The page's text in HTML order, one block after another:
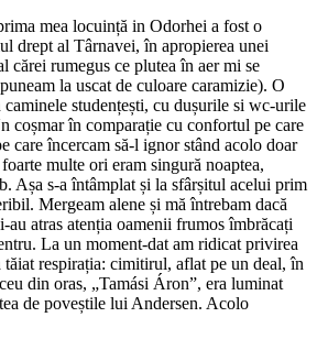
mea locuință in Odorhei a fost o
drept al Târnavei, în apropierea unei
cărei rumegus ce plutea în aer mi se
la uscat de culoare caramizie). O
caminele studențești, cu dușurile si wc-urile
coșmar în comparație cu confortul pe care
care încercam să-l ignor stând acolo doar
multe ori eram singură noaptea,
Așa s-a întâmplat și la sfârșitul acelui prim
Mergeam alene și mă întrebam dacă
atras atenția oamenii frumos îmbrăcați
La un moment-dat am ridicat privirea
tăiat respirația: cimitirul, aflat pe un deal, în
din oras, „Tamási Áron”, era luminat
de poveștile lui Andersen. Acolo